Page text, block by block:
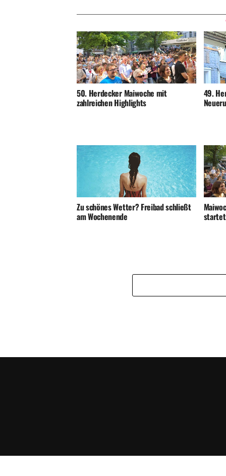
50. Herdecker Maiwoche mit
zahlreichen Highlights
49.
Zu schönes Wetter? Freibad schließt
am Wochenende